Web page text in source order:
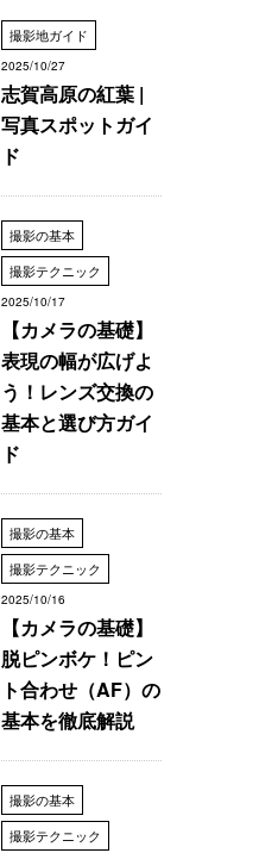
撮影地ガイド
2025/10/27
志賀高原の紅葉 |
写真スポットガイ
ド
撮影の基本
撮影テクニック
2025/10/17
【カメラの基礎】
表現の幅が広げよ
う！レンズ交換の
基本と選び方ガイ
ド
撮影の基本
撮影テクニック
2025/10/16
【カメラの基礎】
脱ピンボケ！ピン
ト合わせ（AF）の
基本を徹底解説
撮影の基本
撮影テクニック